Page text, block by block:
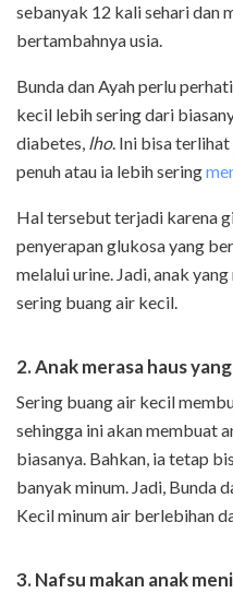
sebanyak 12 kali sehari dan
bertambahnya usia.
Bunda dan Ayah perlu
kecil lebih sering dari
diabetes, lho. Ini bisa
penuh atau ia lebih sering
Hal tersebut terjadi karena
penyerapan glukosa yang
melalui urine. Jadi, anak
sering buang air kecil.
2. Anak merasa haus
Sering buang air kecil
sehingga ini akan membuat
biasanya. Bahkan, ia tetap
banyak minum. Jadi, Bunda
Kecil minum air berlebihan
3. Nafsu makan anak